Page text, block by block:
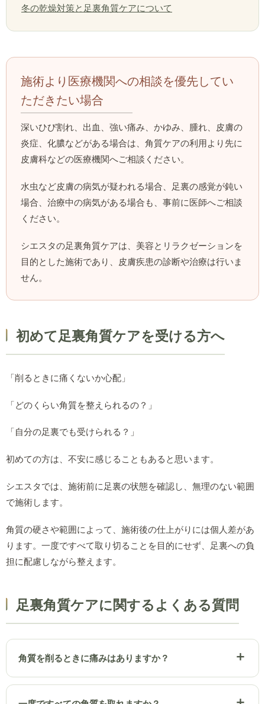
冬の乾燥対策と足裏角質ケアについて
施術より医療機関への相談を優先してい
ただきたい場合
深いひび割れ、出血、強い痛み、かゆみ、腫れ、皮膚の
炎症、化膿などがある場合は、角質ケアの利用より先に
皮膚科などの医療機関へご相談ください。
水虫など皮膚の病気が疑われる場合、足裏の感覚が鈍い
場合、治療中の病気がある場合も、事前に医師へご相談
ください。
シエスタの足裏角質ケアは、美容とリラクゼーションを
目的とした施術であり、皮膚疾患の診断や治療は行いま
せん。
初めて足裏角質ケアを受ける方へ
「削るときに痛くないか心配」
「どのくらい角質を整えられるの？」
「自分の足裏でも受けられる？」
初めての方は、不安に感じることもあると思います。
シエスタでは、施術前に足裏の状態を確認し、無理のない範囲
で施術します。
角質の硬さや範囲によって、施術後の仕上がりには個人差があ
ります。一度ですべて取り切ることを目的にせず、足裏への負
担に配慮しながら整えます。
足裏角質ケアに関するよくある質問
角質を削るときに痛みはありますか？